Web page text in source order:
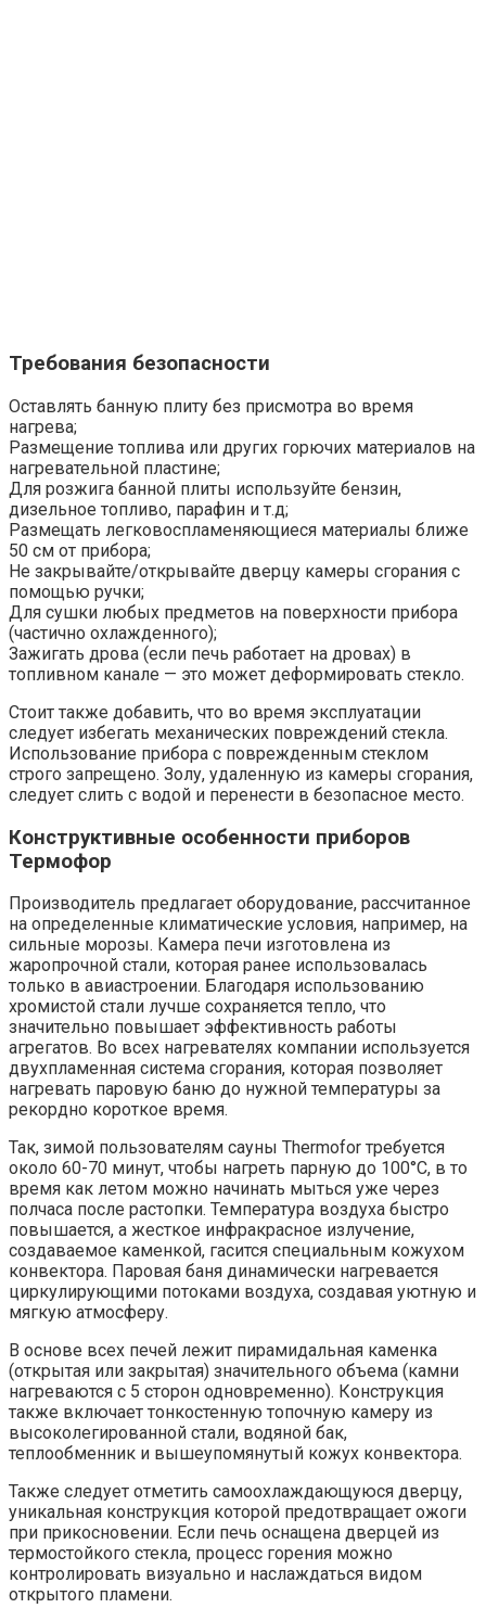
Требования безопасности
Оставлять банную плиту без присмотра во время
нагрева;
Размещение топлива или других горючих материалов на
нагревательной пластине;
Для розжига банной плиты используйте бензин,
дизельное топливо, парафин и т.д;
Размещать легковоспламеняющиеся материалы ближе
50 см от прибора;
Не закрывайте/открывайте дверцу камеры сгорания с
помощью ручки;
Для сушки любых предметов на поверхности прибора
(частично охлажденного);
Зажигать дрова (если печь работает на дровах) в
топливном канале — это может деформировать стекло.
Стоит также добавить, что во время эксплуатации
следует избегать механических повреждений стекла.
Использование прибора с поврежденным стеклом
строго запрещено. Золу, удаленную из камеры сгорания,
следует слить с водой и перенести в безопасное место.
Конструктивные особенности приборов
Термофор
Производитель предлагает оборудование, рассчитанное
на определенные климатические условия, например, на
сильные морозы. Камера печи изготовлена из
жаропрочной стали, которая ранее использовалась
только в авиастроении. Благодаря использованию
хромистой стали лучше сохраняется тепло, что
значительно повышает эффективность работы
агрегатов. Во всех нагревателях компании используется
двухпламенная система сгорания, которая позволяет
нагревать паровую баню до нужной температуры за
рекордно короткое время.
Так, зимой пользователям сауны Thermofor требуется
около 60-70 минут, чтобы нагреть парную до 100°C, в то
время как летом можно начинать мыться уже через
полчаса после растопки. Температура воздуха быстро
повышается, а жесткое инфракрасное излучение,
создаваемое каменкой, гасится специальным кожухом
конвектора. Паровая баня динамически нагревается
циркулирующими потоками воздуха, создавая уютную и
мягкую атмосферу.
В основе всех печей лежит пирамидальная каменка
(открытая или закрытая) значительного объема (камни
нагреваются с 5 сторон одновременно). Конструкция
также включает тонкостенную топочную камеру из
высоколегированной стали, водяной бак,
теплообменник и вышеупомянутый кожух конвектора.
Также следует отметить самоохлаждающуюся дверцу,
уникальная конструкция которой предотвращает ожоги
при прикосновении. Если печь оснащена дверцей из
термостойкого стекла, процесс горения можно
контролировать визуально и наслаждаться видом
открытого пламени.